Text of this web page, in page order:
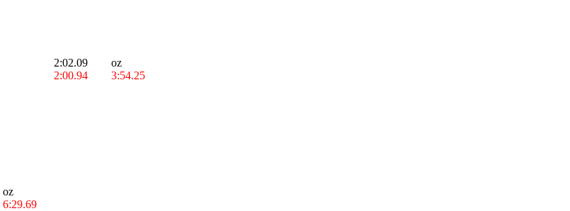
2:02.09
2:00.94
oz
3:54.25
oz
6:29.69